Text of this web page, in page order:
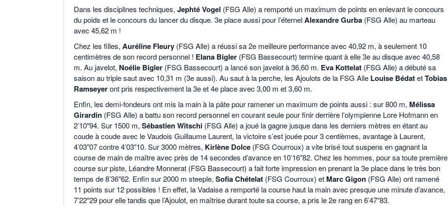
Dans les disciplines techniques, Jephté Vogel (FSG Alle) a remporté un maximum de points en enlevant le concours
du poids et le concours du lancer du disque. 3e place aussi pour l’éternelAlexandre Gurba (FSG Alle) au marteau
avec 45,62 m !
Chez les filles, Auréline Fleury (FSG Alle) a réussi sa 2e meilleure performance avec 40,92 m, à seulement 10
centimètres de son record personnel ! Elana Bigler (FSG Bassecourt) termine quant à elle 3e au disque avec 40,58
m. Au javelot, Noélie Bigler (FSG Bassecourt) a lancé son javelot à 36,60 m. Eva Kottelat (FSG Alle) a débuté sa
saison au triple saut avec 10,31 m (3e aussi). Au saut à la perche, les Ajoulots de la FSG Alle Louise BédatetTobias
Ramseyeront pris respectivement la 3e et 4e place avec 3,00 m et 3,60 m.
Enfin, les demi-fondeurs ont mis la main à la pâte pour ramener un maximum de points aussi : sur 800 m, Mélissa
Girardin (FSG Alle) a battu son record personnel en courant seule pour finir derrière l’olympienne Lore Hofmann en
2’10″94. Sur 1500 m, Sébastien Witschi (FSG Alle) a joué la gagne jusque dans les derniers mètres en étant au
coude à coude avec le Vaudois Guillaume Laurent, la victoire s’est jouée pour 3 centièmes, avantage à Laurent,
4’03″07 contre 4’03″10. Sur 3000 mètres, Kirlène Dolce (FSG Courroux) a vite brisé tout suspens en gagnant la
course de main de maître avec près de 14 secondes d’avance en 10’16″82. Chez les hommes, pour sa toute première
course sur piste, Léandre Monnerat (FSG Bassecourt) a fait forte impression en prenant la 3e place dans le très bon
temps de 8’36″62. Enfin sur 2000 m steeple, Sofia Chételat (FSG Courroux) et Marc Gigon (FSG Alle) ont ramené
11 points sur 12 possibles ! En effet, la Vadaise a remporté la course haut la main avec presque une minute d’avance,
7’22″29 pour elle tandis que l’Ajoulot, en maîtrise durant toute sa course, a pris le 2e rang en 6’47″83.